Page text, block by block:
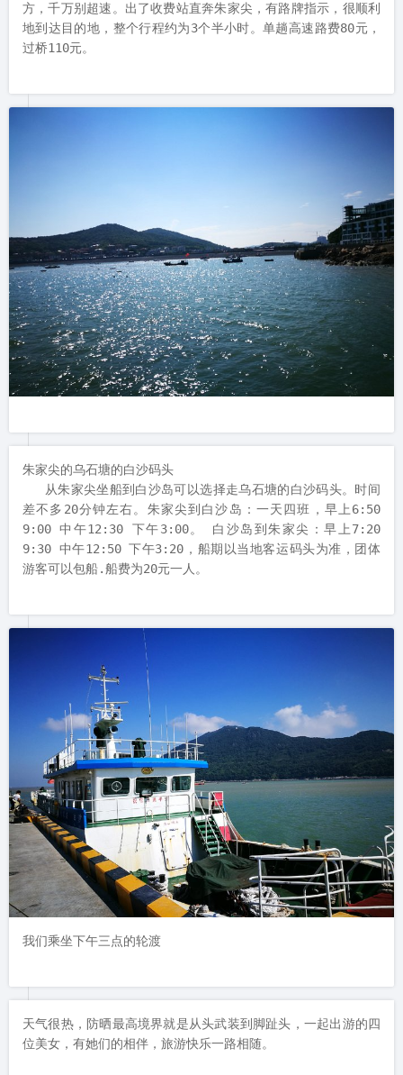
方，千万别超速。出了收费站直奔朱家尖，有路牌指示，很顺利
地到达目的地，整个行程约为3个半小时。单趟高速路费80元，
过桥110元。
朱家尖的乌石塘的白沙码头
差不多20分钟左右。朱家尖到白沙岛：一天四班，早上6:50
9:00 中午12:30 下午3:00。 白沙岛到朱家尖：早上7:20
9:30 中午12:50 下午3:20，船期以当地客运码头为准，团体
游客可以包船.船费为20元一人。
我们乘坐下午三点的轮渡
天气很热，防晒最高境界就是从头武装到脚趾头，一起出游的四
位美女，有她们的相伴，旅游快乐一路相随。